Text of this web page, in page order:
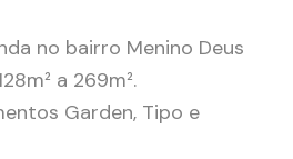
no bairro Menino Deus
a 269m².
Garden, Tipo e